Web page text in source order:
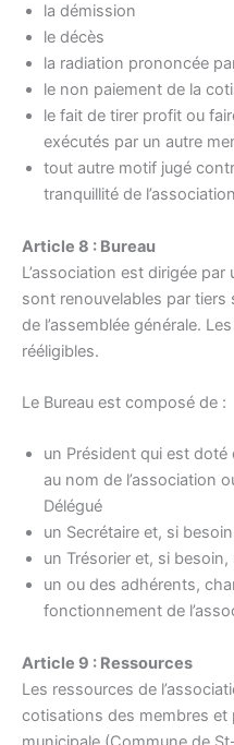
la démission
le décès
la radiation prononcée
le non paiement de la
le fait de tirer profit ou
exécutés par un autre
tout autre motif jugé
tranquillité de
Article 8 : Bureau
L’association est dirigée
sont renouvelables par tiers
de l’assemblée générale.
rééligibles.
Le Bureau est composé de :
un Président qui est
au nom de l’association
Délégué
un Secrétaire et, si
un Trésorier et, si
un ou des adhérents,
fonctionnement de
Article 9 : Ressources
Les ressources de
cotisations des membres